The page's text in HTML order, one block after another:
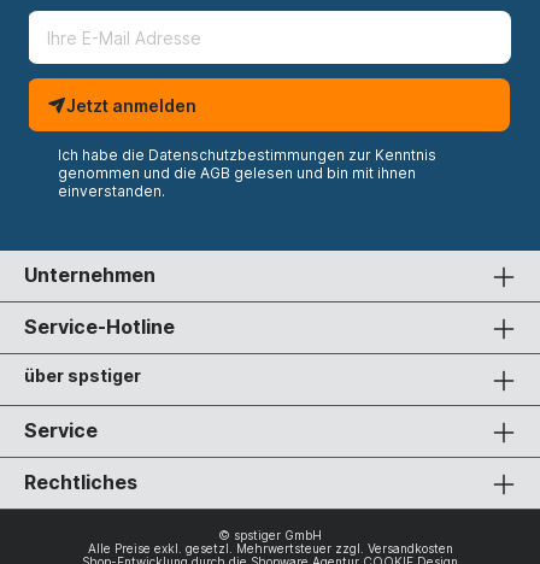
Jetzt anmelden
Ich habe die Datenschutzbestimmungen zur Kenntnis
genommen und die AGB gelesen und bin mit ihnen
einverstanden.
Unternehmen
Service-Hotline
über spstiger
Service
Rechtliches
© spstiger GmbH
Alle Preise exkl. gesetzl. Mehrwertsteuer zzgl. Versandkosten
Shop-Entwicklung durch die Shopware Agentur COOKIE Design